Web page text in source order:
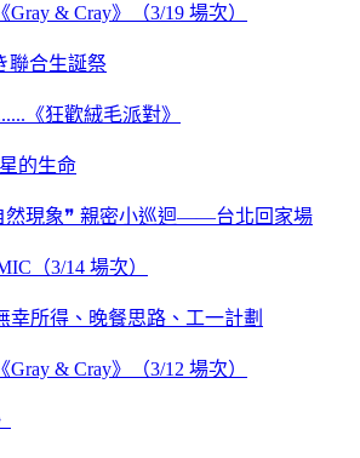
& Cray》（3/19 場次）
聯合生誕祭
《狂歡絨毛派對》
的生命
然現象❞ 親密小巡迴——台北回家場
（3/14 場次）
幸所得、晚餐思路、工一計劃
& Cray》（3/12 場次）